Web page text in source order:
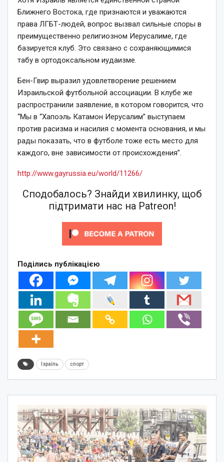
Ближнего Востока, где признаются и уважаются
права ЛГБТ-людей, вопрос вызвал сильные споры в
преимущественно религиозном Иерусалиме, где
базируется клуб. Это связано с сохраняющимися
табу в ортодоксальном иудаизме.
Бен-Гвир выразил удовлетворение решением
Израильской футбольной ассоциации. В клубе же
распространили заявление, в котором говорится, что
“Мы в “Хапоэль Катамон Иерусалим” выступаем
против расизма и насилия с момента основания, и мы
рады показать, что в футболе тоже есть место для
каждого, вне зависимости от происхождения”.
http://www.gayrussia.eu/world/11266/
Сподобалось? Знайди хвилинку, щоб
підтримати нас на Patreon!
Поділись публікацією
Ізраїль спорт